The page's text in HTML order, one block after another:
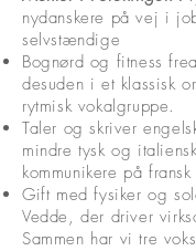
nydanskere på vej i
selvstændige
Bognørd og fitness
desuden i et klassisk
rytmisk vokalgruppe.
Taler og skriver
mindre tysk og
kommunikere på
Gift med fysiker og
Vedde, der driver
Sammen har vi tre